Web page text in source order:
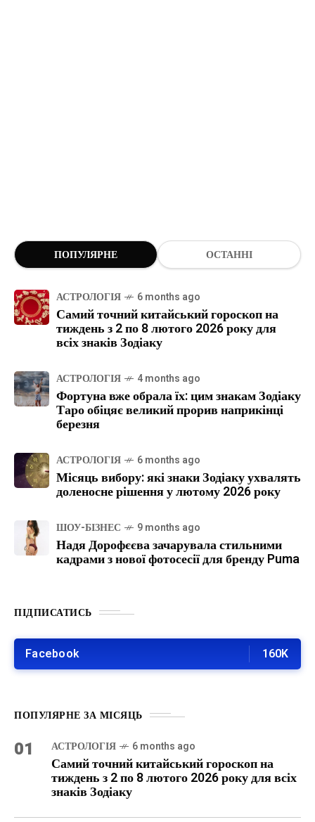
ПОПУЛЯРНЕ ОСТАННІ
АСТРОЛОГІЯ 6 months ago
Самий точний китайський гороскоп на
тиждень з 2 по 8 лютого 2026 року для
всіх знаків Зодіаку
АСТРОЛОГІЯ 4 months ago
Фортуна вже обрала їх: цим знакам Зодіаку
Таро обіцяє великий прорив наприкінці
березня
АСТРОЛОГІЯ 6 months ago
Місяць вибору: які знаки Зодіаку ухвалять
доленосне рішення у лютому 2026 року
ШОУ-БІЗНЕС 9 months ago
Надя Дорофєєва зачарувала стильними
кадрами з нової фотосесії для бренду Puma
ПІДПИСАТИСЬ
Facebook 160K
ПОПУЛЯРНЕ ЗА МІСЯЦЬ
01 АСТРОЛОГІЯ 6 months ago
Самий точний китайський гороскоп на
тиждень з 2 по 8 лютого 2026 року для всіх
знаків Зодіаку